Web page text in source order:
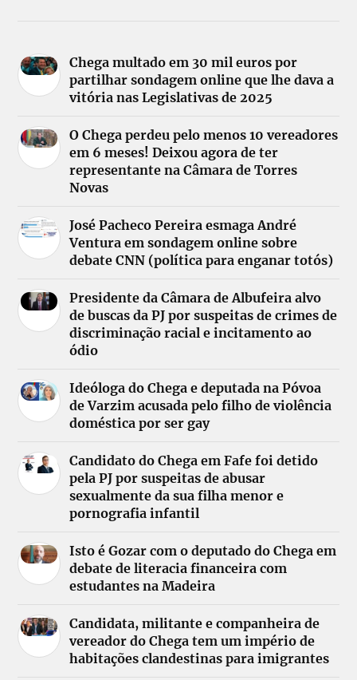
Chega multado em 30 mil euros por
partilhar sondagem online que lhe dava a
vitória nas Legislativas de 2025
O Chega perdeu pelo menos 10 vereadores
em 6 meses! Deixou agora de ter
representante na Câmara de Torres
Novas
José Pacheco Pereira esmaga André
Ventura em sondagem online sobre
debate CNN (política para enganar totós)
Presidente da Câmara de Albufeira alvo
de buscas da PJ por suspeitas de crimes de
discriminação racial e incitamento ao
ódio
Ideóloga do Chega e deputada na Póvoa
de Varzim acusada pelo filho de violência
doméstica por ser gay
Candidato do Chega em Fafe foi detido
pela PJ por suspeitas de abusar
sexualmente da sua filha menor e
pornografia infantil
Isto é Gozar com o deputado do Chega em
debate de literacia financeira com
estudantes na Madeira
Candidata, militante e companheira de
vereador do Chega tem um império de
habitações clandestinas para imigrantes